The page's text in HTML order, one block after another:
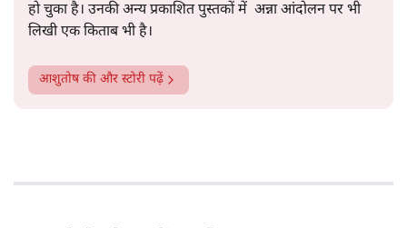
हो चुका है। उनकी अन्य प्रकाशित पुस्तकों में अन्ना आंदोलन पर भी
लिखी एक किताब भी है।
आशुतोषकी और स्टोरी पढ़ें